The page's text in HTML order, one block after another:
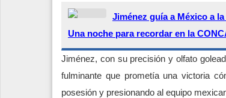
Jiménez guía a México a
Una noche para recordar en la
Jiménez, con su precisión y olfato
fulminante que prometía una victoria
posesión y presionando al equipo